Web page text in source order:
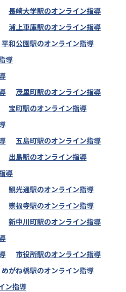
長崎大学駅のオンライン指導
浦上車庫駅のオンライン指導
平和公園駅のオンライン指導
導
茂里町駅のオンライン指導
宝町駅のオンライン指導
五島町駅のオンライン指導
出島駅のオンライン指導
導
観光通駅のオンライン指導
崇福寺駅のオンライン指導
新中川町駅のオンライン指導
市役所駅のオンライン指導
めがね橋駅のオンライン指導
ン指導